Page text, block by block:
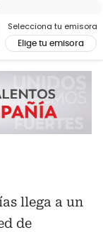
Selecciona tu emisora
Elige tu emisora
llega a un
de